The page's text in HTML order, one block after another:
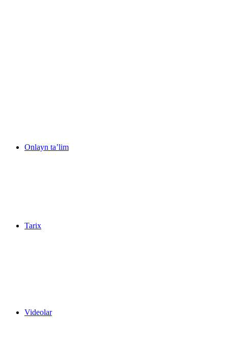
Onlayn ta’lim
Tarix
Videolar